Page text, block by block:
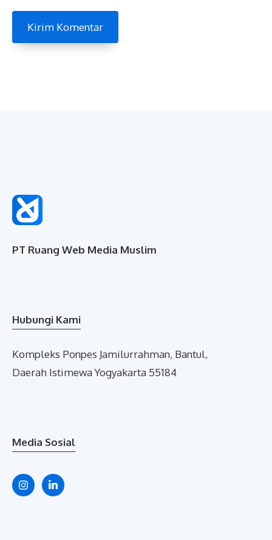
PT Ruang Web Media Muslim
Hubungi Kami
Kompleks Ponpes Jamilurrahman, Bantul,
Daerah Istimewa Yogyakarta 55184
Media Sosial